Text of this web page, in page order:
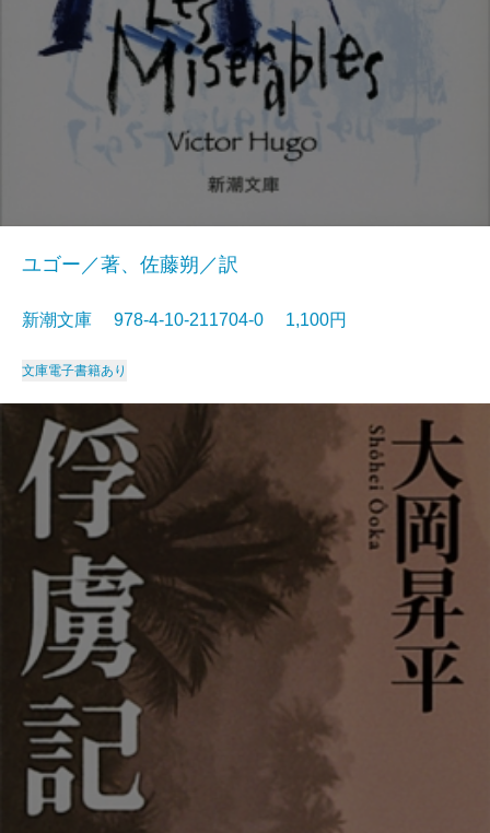
ユゴー／著、佐藤朔／訳
新潮文庫 978-4-10-211704-0 1,100円
文庫電子書籍あり